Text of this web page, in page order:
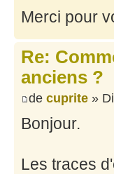
Merci pour
Re:
anciens ?
de cuprite »
Bonjour.
Les traces